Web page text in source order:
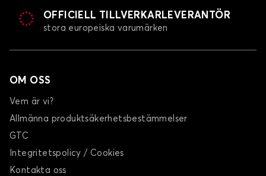
OFFICIELL TILLVERKARLEVERANTÖR
stora europeiska varumärken
OM OSS
Vem är vi?
Allmänna produktsäkerhetsbestämmelser
GTC
Integritetspolicy / Cookies
Kontakta oss